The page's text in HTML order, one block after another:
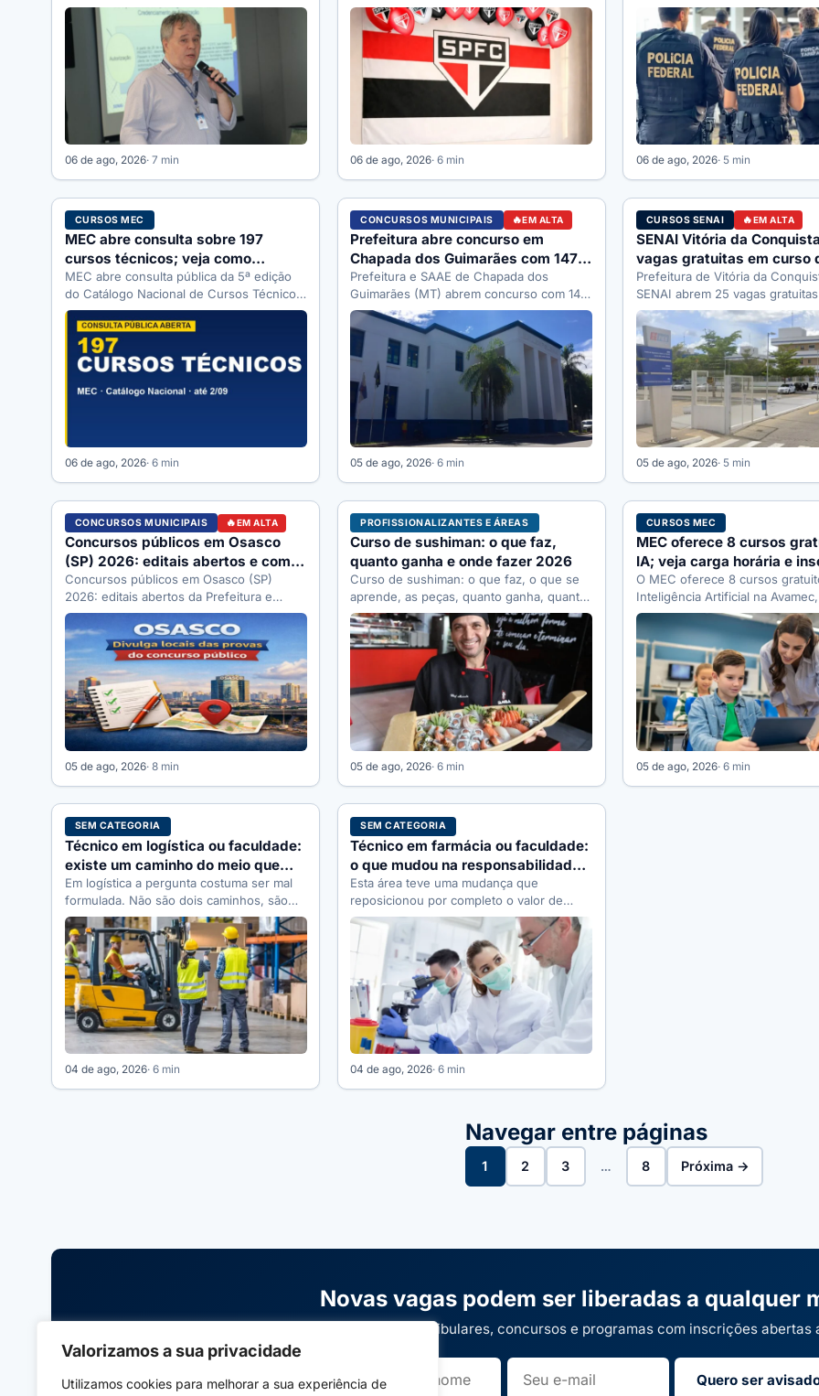
Valorizamos a sua privacidade
Utilizamos cookies para melhorar a sua experiência de
seletivo e como se inscrever pelo SENAI-
AM. Guia completo.
06 de ago, 2026· 7 min
quanto ganha, quanto custa…
06 de ago, 2026· 6 min
concurso. Veja a distribuição
06 de ago, 2026· 5 min
CURSOS MEC
MEC abre consulta sobre 197
cursos técnicos; veja como
participar
MEC abre consulta pública da 5ª edição
do Catálogo Nacional de Cursos Técnicos
até 2/09/2026. Veja o que…
06 de ago, 2026· 6 min
CONCURSOS MUNICIPAIS EM ALTA
Prefeitura abre concurso em
Chapada dos Guimarães com 147
vagas, até R$ 6.265
Prefeitura e SAAE de Chapada dos
Guimarães (MT) abrem concurso com 147
vagas, edital 001/2026 pela banca
Selecon.…
05 de ago, 2026· 6 min
CURSOS SENAI EM ALTA
SENAI Vitória da
vagas gratuitas em curso
padaria e confeitaria
Prefeitura de Vitória da
SENAI abrem 25 vagas
de Auxiliar de Padaria…
05 de ago, 2026· 5 min
CONCURSOS MUNICIPAIS EM ALTA
Concursos públicos em Osasco
(SP) 2026: editais abertos e como
se inscrever
Concursos públicos em Osasco (SP)
2026: editais abertos da Prefeitura e
Câmara, órgãos que abrem vagas, como
se…
05 de ago, 2026· 8 min
PROFISSIONALIZANTES E ÁREAS
Curso de sushiman: o que faz,
quanto ganha e onde fazer 2026
Curso de sushiman: o que faz, o que se
aprende, as peças, quanto ganha, quanto
custa começar e…
05 de ago, 2026· 6 min
CURSOS MEC
MEC oferece 8 cursos
IA; veja carga horária e
O MEC oferece 8 cursos
Inteligência Artificial na
180h, com certificado. Veja…
05 de ago, 2026· 6 min
SEM CATEGORIA
Técnico em logística ou faculdade:
existe um caminho do meio que
ninguém cita
Em logística a pergunta costuma ser mal
formulada. Não são dois caminhos, são
três, e o do meio…
04 de ago, 2026· 6 min
SEM CATEGORIA
Técnico em farmácia ou faculdade:
o que mudou na responsabilidade
técnica
Esta área teve uma mudança que
reposicionou por completo o valor de
cada formação, e ela é recente…
04 de ago, 2026· 6 min
Navegar entre páginas
1 2 3 … 8 Próxima →
Novas vagas podem ser liberadas a qualquer
Receba avisos sobre cursos gratuitos, vestibulares, concursos e programas com inscrições
Quero ser